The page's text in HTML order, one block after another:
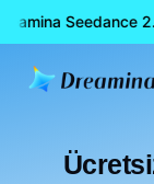
Seedance
Ana Sayfa Araçlar